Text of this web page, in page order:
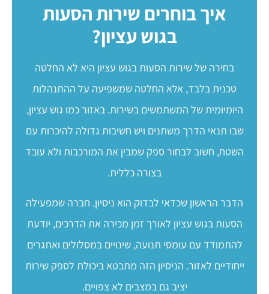
איך בוחרים שירות הסעות
בגוש עציון?
בחירה של שירות הסעות בגוש עציון היא לא החלטה
טכנית בלבד, אלא החלטה שמשפיעה על ההתנהלות
היומיומית של המשתמשים בשירות. באזור כמו גוש עציון,
שבו תנאי הדרך משתנים ויש חשיבות גדולה להיכרות עם
השטח, חשוב לבחור ספק שמבין את המורכבות ולא עובד
בצורה כללית.
הדבר הראשון שכדאי לבדוק הוא ניסיון. חברה שמפעילה
הסעות בגוש עציון לאורך זמן מכירה את הדרכים, יודעת
להתמודד עם עומסי תנועה, שינויים במסלולים ואתגרים
ייחודיים לאזור. הניסיון הזה מתבטא ביכולת לספק שירות
יציב גם במצבים לא צפויים.